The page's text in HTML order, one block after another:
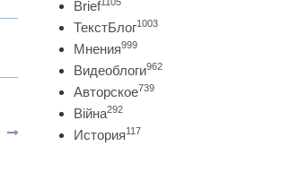
Brief
ТекстБлог1003
Мнения999
Видеоблоги962
Авторское739
Війна292
История117